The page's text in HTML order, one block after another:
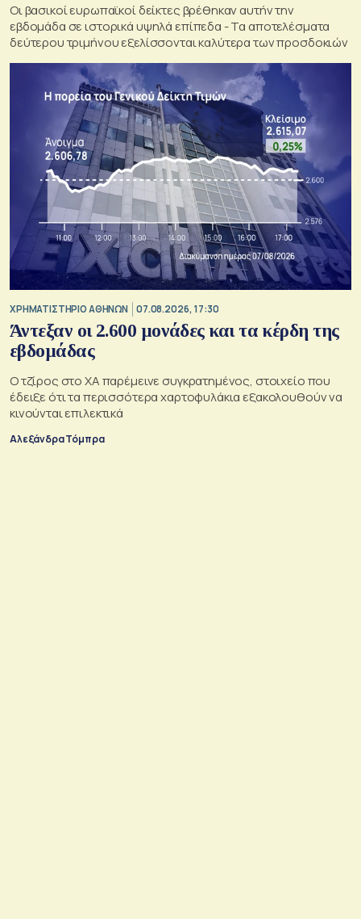
Οι βασικοί ευρωπαϊκοί δείκτες βρέθηκαν αυτήν την
εβδομάδα σε ιστορικά υψηλά επίπεδα - Τα αποτελέσματα
δεύτερου τριμήνου εξελίσσονται καλύτερα των προσδοκιών
XΡΗΜΑΤΙΣΤΗΡΙΟ ΑΘΗΝΩΝ 07.08.2026, 17:30
Άντεξαν οι 2.600 μονάδες και τα κέρδη της
εβδομάδας
Ο τζίρος στο ΧΑ παρέμεινε συγκρατημένος, στοιχείο που
έδειξε ότι τα περισσότερα χαρτοφυλάκια εξακολουθούν να
κινούνται επιλεκτικά
Αλεξάνδρα Τόμπρα